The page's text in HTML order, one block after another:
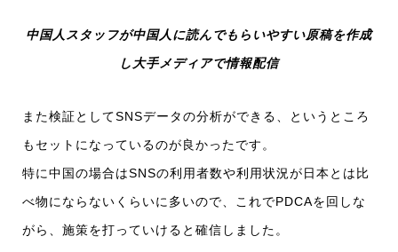
中国人スタッフが中国人に読んでもらいやすい原稿を作成
し大手メディアで情報配信
また検証としてSNSデータの分析ができる、というところ
もセットになっているのが良かったです。
特に中国の場合はSNSの利用者数や利用状況が日本とは比
べ物にならないくらいに多いので、これでPDCAを回しな
がら、施策を打っていけると確信しました。